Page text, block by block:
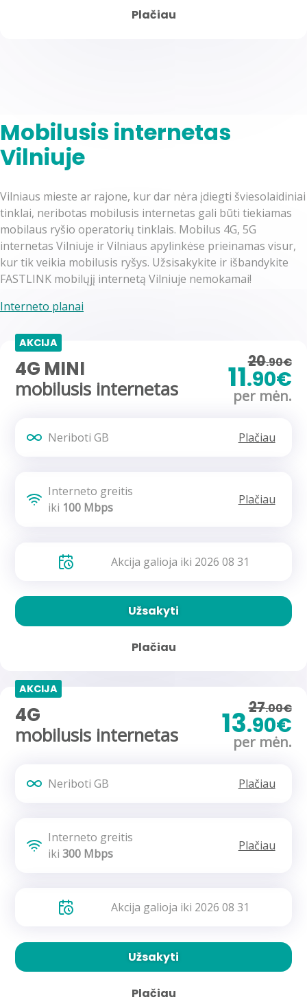
Plačiau
Mobilusis internetas
Vilniuje
Vilniaus mieste ar rajone, kur dar nėra įdiegti šviesolaidiniai
tinklai, neribotas mobilusis internetas gali būti tiekiamas
mobilaus ryšio operatorių tinklais. Mobilus 4G, 5G
internetas Vilniuje ir Vilniaus apylinkėse prieinamas visur,
kur tik veikia mobilusis ryšys. Užsisakykite ir išbandykite
FASTLINK mobilųjį internetą Vilniuje nemokamai!
Interneto planai
AKCIJA
4G MINI
mobilusis internetas
20.90€
11.90€
per mėn.
Neriboti GB Plačiau
Interneto greitis
iki 100 Mbps
Plačiau
Akcija galioja iki 2026 08 31
Užsakyti
Plačiau
AKCIJA
4G
mobilusis internetas
27.00€
13.90€
per mėn.
Neriboti GB Plačiau
Interneto greitis
iki300 Mbps
Plačiau
Akcija galioja iki 2026 08 31
Užsakyti
Plačiau